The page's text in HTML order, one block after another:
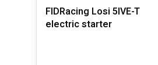
FIDRacing Losi 5IVE-T
electric starter